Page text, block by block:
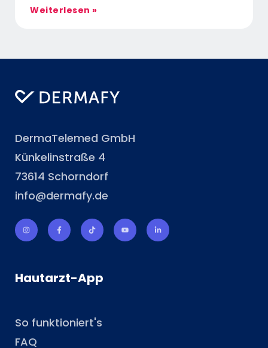
Weiterlesen »
DermaTelemed GmbH
Künkelinstraße 4
73614 Schorndorf
info@dermafy.de
Hautarzt-App
So funktioniert's
FAQ